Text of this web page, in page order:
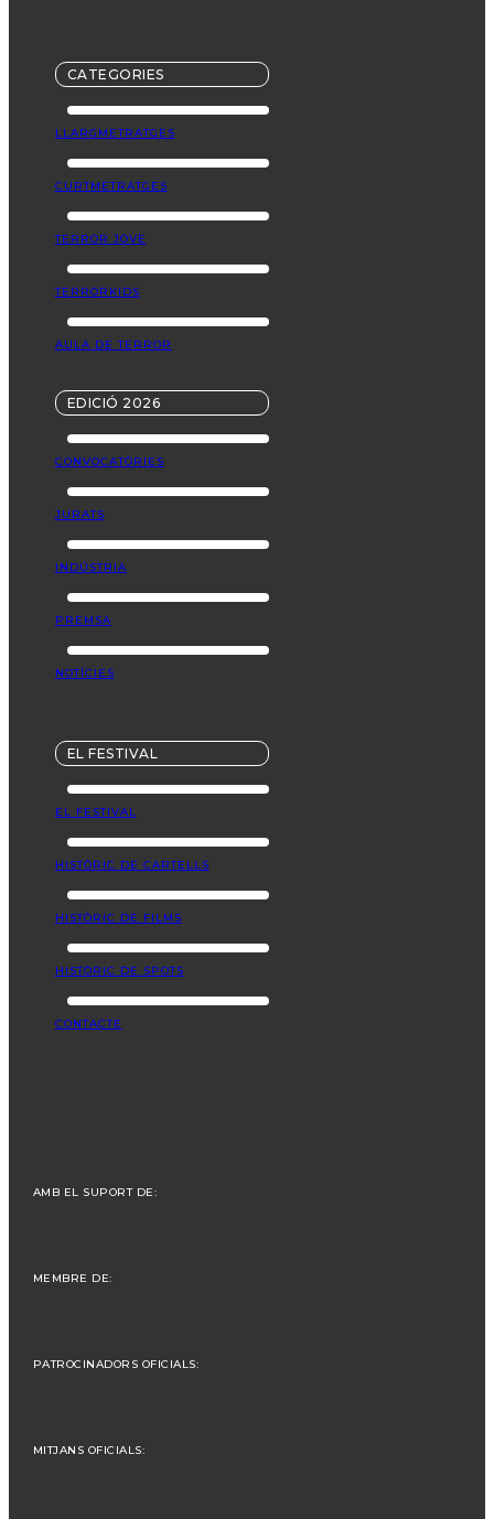
CATEGORIES
LLARGMETRATGES
CURTMETRATGES
TERROR JOVE
TERRORKIDS
AULA DE TERROR
EDICIÓ 2026
CONVOCATÒRIES
JURATS
INDÚSTRIA
PREMSA
NOTÍCIES
EL FESTIVAL
EL FESTIVAL
HISTÒRIC DE CARTELLS
HISTÒRIC DE FILMS
HISTÒRIC DE SPOTS
CONTACTE
AMB EL SUPORT DE:
MEMBRE DE:
PATROCINADORS OFICIALS:
MITJANS OFICIALS: